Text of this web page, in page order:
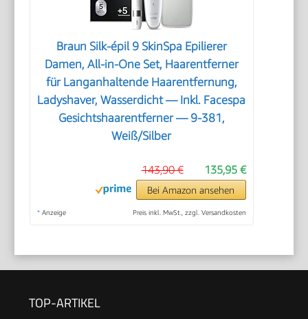
Braun Silk-épil 9 SkinSpa Epilierer
Damen, All-in-One Set, Haarentferner
für Langanhaltende Haarentfernung,
Ladyshaver, Wasserdicht — Inkl. Facespa
Gesichtshaarentferner — 9-381,
Weiß/Silber
135,95 €
143,90 €
Bei Amazon ansehen
* Anzeige Preis inkl. MwSt., zzgl. Versandkosten
TOP-ARTIKEL